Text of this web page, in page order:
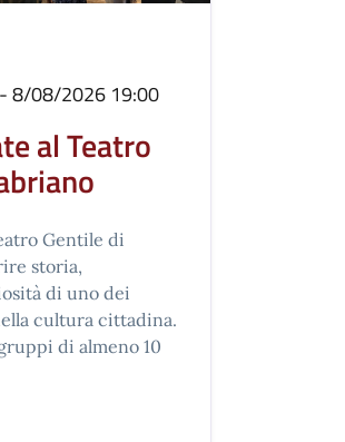
8/08/2026 19:00
al Teatro
Gentile di
storia,
di uno dei
cultura cittadina.
di almeno 10